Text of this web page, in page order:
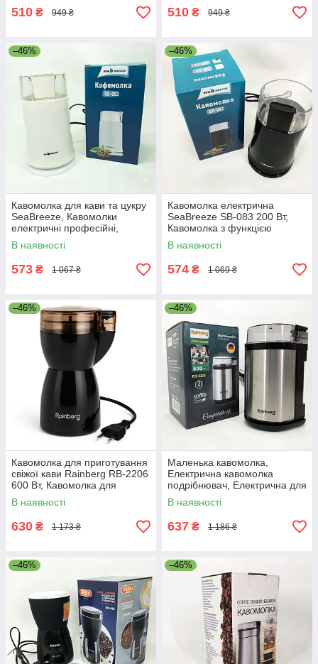
510 ₴ 949 ₴ 510 ₴ 949 ₴
–46%
Кавомолка для кави та цукру
SeaBreeze, Кавомолки
електричні професійні,
Ножова кавомолка для дому
NO-17
В наявності
573 ₴ 1 067 ₴
–46%
Кавомолка електрична
SeaBreeze SB-083 200 Вт,
Кавомолка з функцією
подрібнення зерен для лате
UZ-55
В наявності
574 ₴ 1 069 ₴
–46%
Кавомолка для приготування
свіжої кави Rainberg RB-2206
600 Вт, Кавомолка для
помелу кави та спецій GZ-76
В наявності
630 ₴ 1 173 ₴
–46%
Маленька кавомолка,
Електрична кавомолка
подрібнювач, Електрична для
турки Електрокавомолки FV-
58
В наявності
637 ₴ 1 186 ₴
–46% –46%